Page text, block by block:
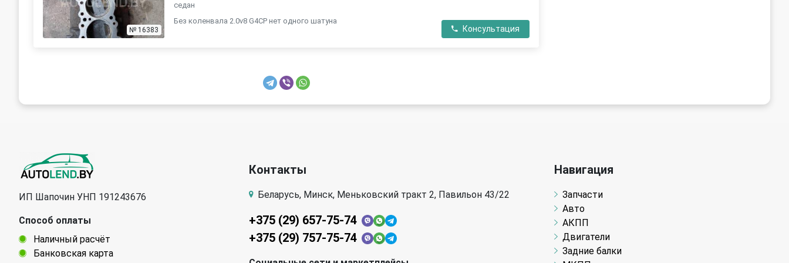
электромагнитный клапан
№ 16383
седан
Без коленвала 2.0v8 G4CP нет одного шатуна
Консультация
ИП Шапочин УНП 191243676
Способ оплаты
Наличный расчёт
Банковская карта
Контакты
Беларусь, Минск, Меньковский тракт 2, Павильон 43/22
+375 (29) 657-75-74
+375 (29) 757-75-74
Навигация
Запчасти
Авто
АКПП
Двигатели
Задние балки